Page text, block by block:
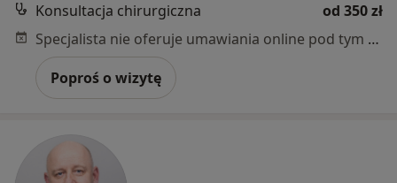
Konsultacja chirurgiczna
od 350 zł
Specjalista nie oferuje umawiania online pod tym adresem.
Poproś o wizytę